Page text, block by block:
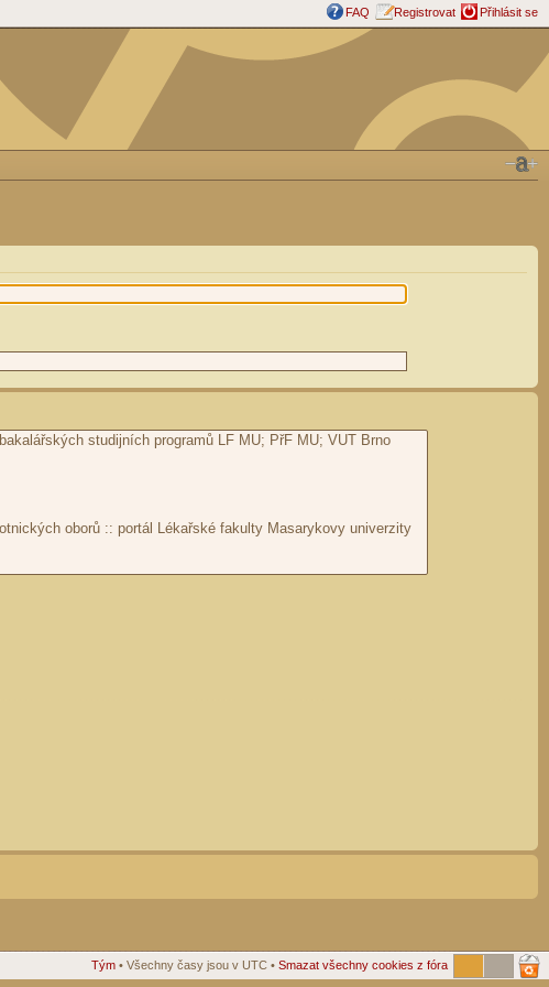
FAQ Registrovat Přihlásit se
Tým • Všechny časy jsou v UTC • Smazat všechny cookies z fóra